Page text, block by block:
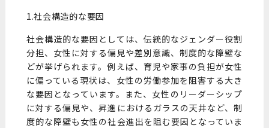
1.社会構造的な要因
社会構造的な要因としては、伝統的なジェンダー役割
分担、女性に対する偏見や差別意識、制度的な障壁な
どが挙げられます。例えば、育児や家事の負担が女性
に偏っている現状は、女性の労働参加を阻害する大き
な要因となっています。また、女性のリーダーシップ
に対する偏見や、昇進におけるガラスの天井など、制
度的な障壁も女性の社会進出を阻む要因となっていま